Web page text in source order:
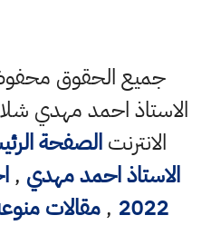
جميع الحقوق
الاستاذ احمد مهدي
الانترنتالصفحة
الاستاذ احمد مهدي ,
2022
,مقالات